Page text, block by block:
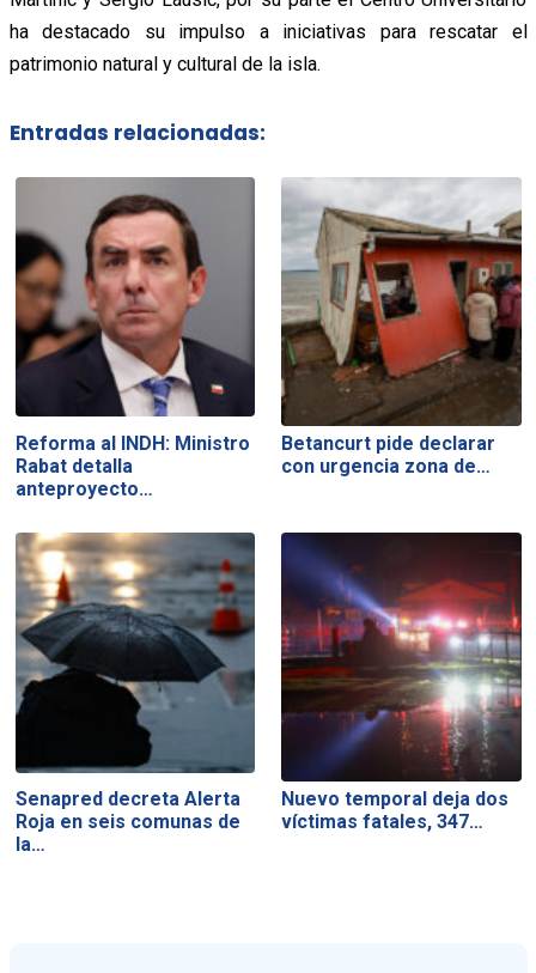
ha destacado su impulso a iniciativas para rescatar el
patrimonio natural y cultural de la isla.
Entradas relacionadas:
Reforma al INDH: Ministro
Rabat detalla
anteproyecto…
Betancurt pide declarar
con urgencia zona de…
Senapred decreta Alerta
Roja en seis comunas de
la…
Nuevo temporal deja dos
víctimas fatales, 347…